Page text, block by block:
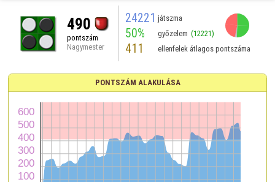
490
pontszám
Nagymester
24221 játszma
50% győzelem (12221)
411 ellenfelek átlagos pontszáma
PONTSZÁM ALAKULÁSA